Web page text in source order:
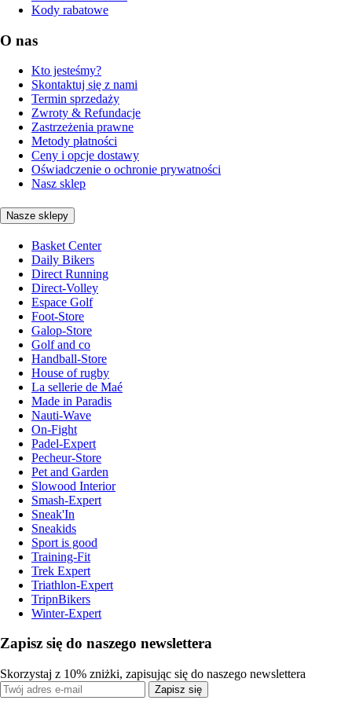
Kody rabatowe
O nas
Kto jesteśmy?
Skontaktuj się z nami
Termin sprzedaży
Zwroty & Refundacje
Zastrzeżenia prawne
Metody płatności
Ceny i opcje dostawy
Oświadczenie o ochronie prywatności
Nasz sklep
Nasze sklepy
Basket Center
Daily Bikers
Direct Running
Direct-Volley
Espace Golf
Foot-Store
Galop-Store
Golf and co
Handball-Store
House of rugby
La sellerie de Maé
Made in Paradis
Nauti-Wave
On-Fight
Padel-Expert
Pecheur-Store
Pet and Garden
Slowood Interior
Smash-Expert
Sneak'In
Sneakids
Sport is good
Training-Fit
Trek Expert
Triathlon-Expert
TripnBikers
Winter-Expert
Zapisz się do naszego newslettera
Skorzystaj z 10% zniżki, zapisując się do naszego newslettera
Zapisz się